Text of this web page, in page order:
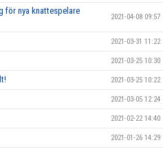
för nya knattespelare
2021-04-08 09:57
2021-03-31 11:22
2021-03-25 10:30
2021-03-25 10:22
2021-03-05 12:24
2021-02-22 14:40
2021-01-26 14:29